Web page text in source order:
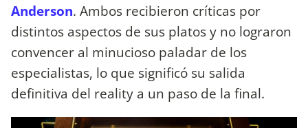
Anderson. Ambos recibieron críticas por
distintos aspectos de sus platos y no lograron
convencer al minucioso paladar de los
especialistas, lo que significó su salida
definitiva del reality a un paso de la final.